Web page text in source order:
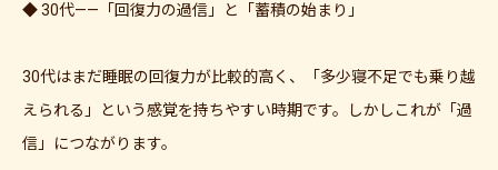
◆ 30代——「回復力の過信」と「蓄積の始まり」
30代はまだ睡眠の回復力が比較的高く、「多少寝不足でも乗り越
えられる」という感覚を持ちやすい時期です。しかしこれが「過
信」につながります。